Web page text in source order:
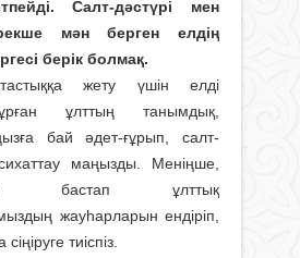
Салт-дәстүрі мен
мән берген елдің
берік болмақ.
жету үшін елді
ұлттың танымдық,
бай әдет-ғұрып, салт-
маңызды. Меніңше,
бастап ұлттық
жауһарларын ендіріп,
тиіспіз.